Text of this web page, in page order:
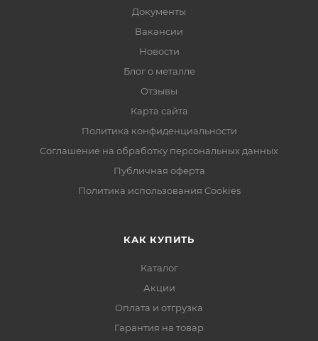
Документы
Вакансии
Новости
Блог о металле
Отзывы
Карта сайта
Политика конфиденциальности
Соглашение на обработку персональных данных
Публичная оферта
Политика использования Cookies
КАК КУПИТЬ
Каталог
Акции
Оплата и отгрузка
Гарантия на товар